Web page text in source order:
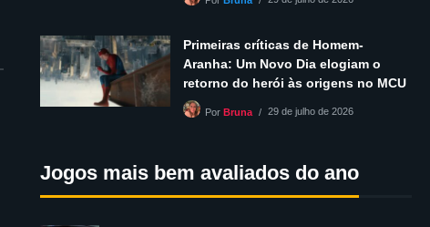
Primeiras críticas de Homem-
Aranha: Um Novo Dia elogiam o
retorno do herói às origens no MCU
PorBruna 29 de julho de 2026
Jogos mais bem avaliados do ano